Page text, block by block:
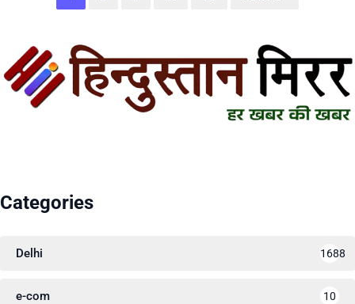
Categories
Delhi 1688
e-com 10